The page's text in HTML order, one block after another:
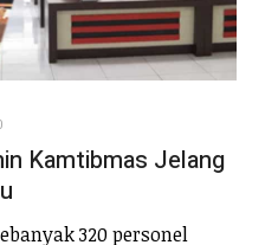
Kamtibmas Jelang
320 personel